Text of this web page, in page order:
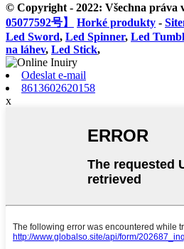
© Copyright - 2022: Všechna práva
05077592号】
Horké produkty -
Led Sword, Led Spinner, Led
na láhev, Led Stick,
Odeslat e-mail
8613602620158
x